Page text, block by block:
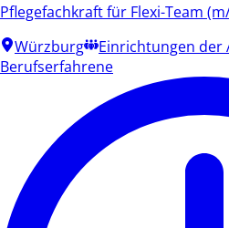
Pflegefachkraft für Flexi-Team
Würzburg
Einrichtungen der
Berufserfahrene